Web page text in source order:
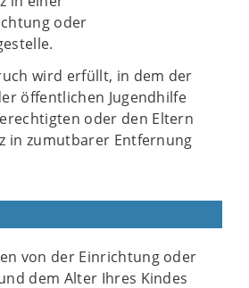
oder
wird erfüllt, in dem der
öffentlichen Jugendhilfe
oder den Eltern
in zumutbarer Entfernung
von der Einrichtung oder
dem Alter Ihres Kindes